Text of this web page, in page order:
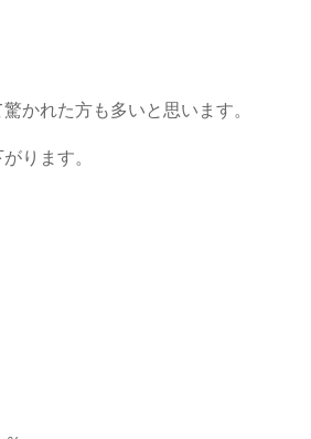
かれた方も多いと思います。
ります。